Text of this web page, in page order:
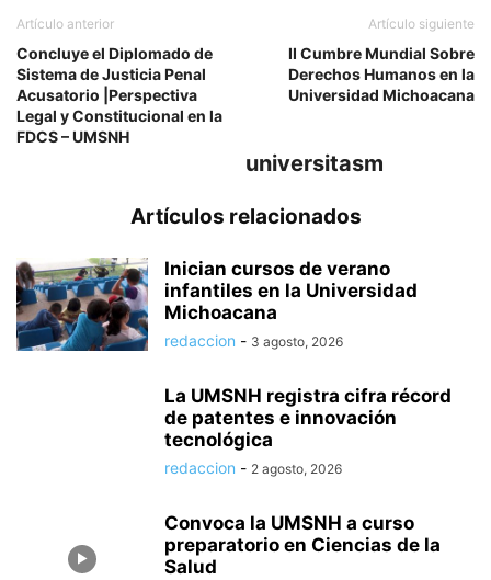
Artículo anterior
Concluye el Diplomado de
Sistema de Justicia Penal
Acusatorio |Perspectiva
Legal y Constitucional en la
FDCS – UMSNH
Artículo siguiente
II Cumbre Mundial Sobre
Derechos Humanos en la
Universidad Michoacana
universitasm
Artículos relacionados
Inician cursos de verano
infantiles en la Universidad
Michoacana
redaccion - 3 agosto, 2026
La UMSNH registra cifra récord
de patentes e innovación
tecnológica
redaccion - 2 agosto, 2026
Convoca la UMSNH a curso
preparatorio en Ciencias de la
Salud